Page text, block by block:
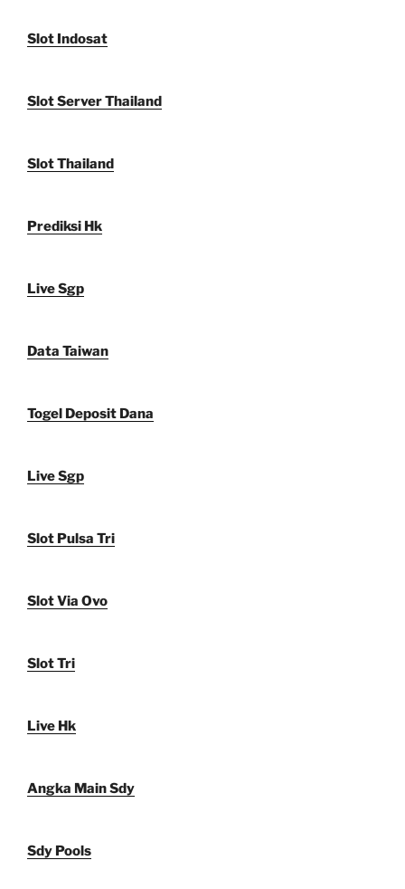
Slot Indosat
Slot Server Thailand
Slot Thailand
Prediksi Hk
Live Sgp
Data Taiwan
Togel Deposit Dana
Live Sgp
Slot Pulsa Tri
Slot Via Ovo
Slot Tri
Live Hk
Angka Main Sdy
Sdy Pools